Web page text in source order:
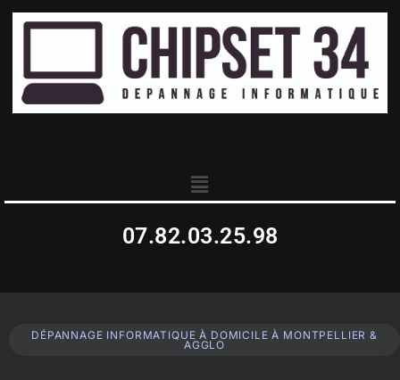
07.82.03.25.98
DÉPANNAGE INFORMATIQUE À DOMICILE À MONTPELLIER &
AGGLO